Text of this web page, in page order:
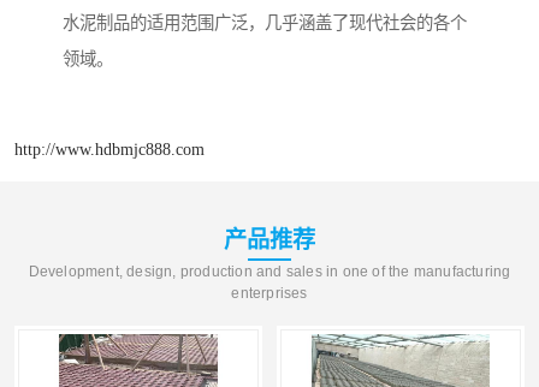
水泥制品的适用范围广泛，几乎涵盖了现代社会的各个
领域。
http://www.hdbmjc888.com
产品推荐
Development, design, production and sales in one of the manufacturing
enterprises